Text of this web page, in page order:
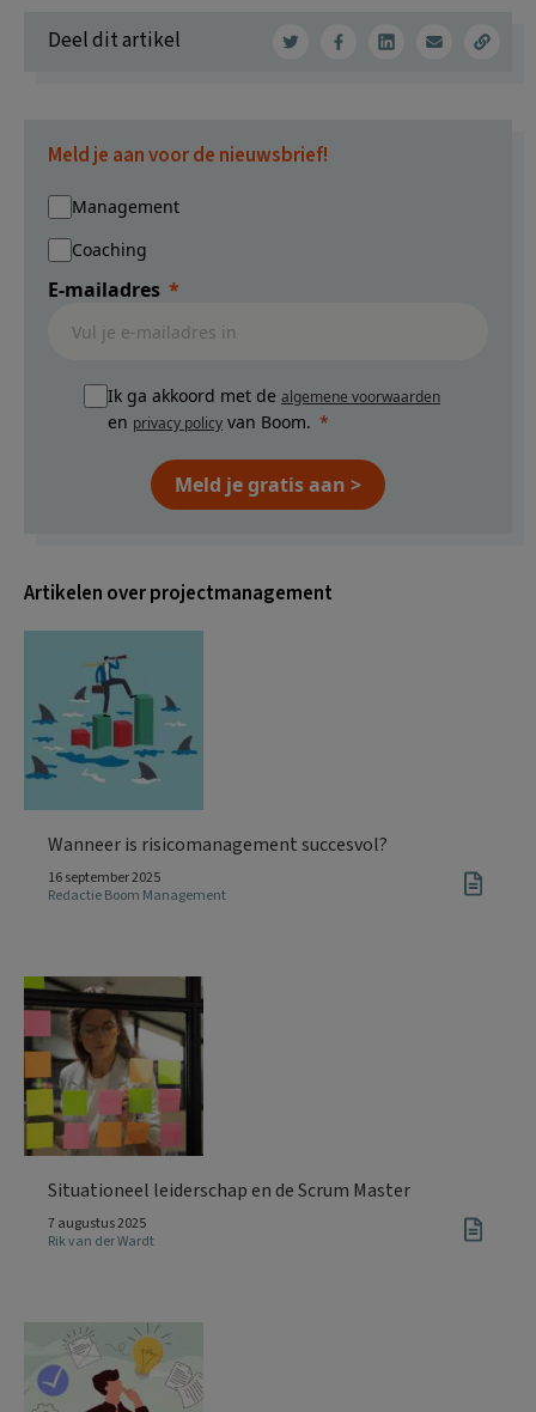
Deel dit artikel
Meld je aan voor de nieuwsbrief!
Management
Coaching
E-mailadres
Ik ga akkoord met de algemene voorwaarden
en privacy policy van Boom.
Meld je gratis aan >
Artikelen over projectmanagement
Wanneer is risicomanagement succesvol?
16 september 2025
Redactie Boom Management
Situationeel leiderschap en de Scrum Master
7 augustus 2025
Rik van der Wardt